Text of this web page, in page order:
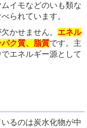
イモなどのいも類な
られています。
かせません。 エネル
ク質、脂質です。主
エネルギー源として
るのは炭水化物が中